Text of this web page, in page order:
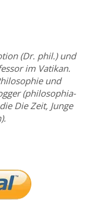
(Dr. phil.) und
im Vatikan.
und
(philosophia-
Die Zeit, Junge